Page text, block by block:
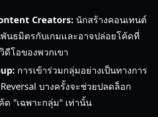
Creators: นักสร้างคอนเทนต์
นธมิตรกับเกมและอาจปล่อยโค้ดที่
ดีโอของพวกเขา
การเข้าร่วมกลุ่มอย่างเป็นทางการ
บางครั้งจะช่วยปลดล็อก
ด "เฉพาะกลุ่ม" เท่านั้น